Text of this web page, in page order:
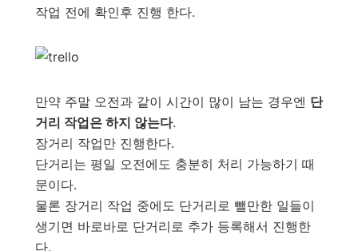
작업 전에 확인후 진행 한다.
만약 주말 오전과 같이 시간이 많이 남는 경우엔 단
거리 작업은 하지 않는다.
장거리 작업만 진행한다.
단거리는 평일 오전에도 충분히 처리 가능하기 때
문이다.
물론 장거리 작업 중에도 단거리로 뺄만한 일들이
생기면 바로바로 단거리로 추가 등록해서 진행한
다.